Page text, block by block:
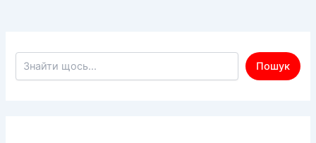
погрожували
херсонцям
Пошук по сайту
Пошук